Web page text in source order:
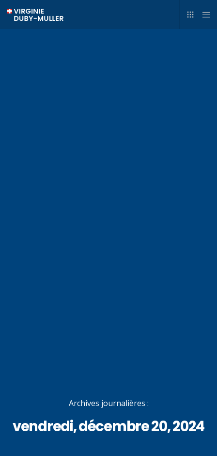
Archives journalières :
vendredi, décembre 20, 2024